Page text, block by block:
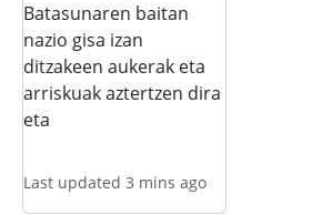
Batasunaren baitan
nazio gisa izan
ditzakeen aukerak eta
arriskuak aztertzen dira
eta
Last updated 3 mins ago